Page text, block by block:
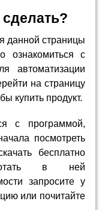
данной страницы
ознакомиться с
автоматизации
на страницу
купить продукт.
с программой,
посмотреть
бесплатно
в ней
запросите у
или почитайте